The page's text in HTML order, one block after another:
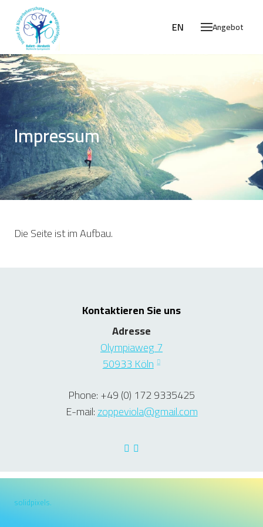
Angebot
DE
EN
Impressum
Die Seite ist im Aufbau.
Kontaktieren Sie uns
Adresse
Olympiaweg 7
50933 Köln
Phone: +49 (0) 172 9335425
E-mail:zoppeviola@gmail.com
solidpixels.